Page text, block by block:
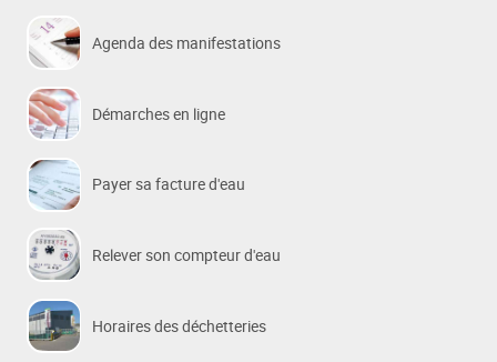
Agenda des manifestations
Démarches en ligne
Payer sa facture d'eau
Relever son compteur d'eau
Horaires des déchetteries